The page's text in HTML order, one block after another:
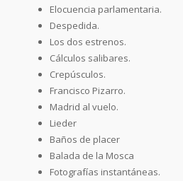
Elocuencia parlamentaria.
Despedida.
Los dos estrenos.
Cálculos salibares.
Crepúsculos.
Francisco Pizarro.
Madrid al vuelo.
Lieder
Baños de placer
Balada de la Mosca
Fotografías instantáneas.